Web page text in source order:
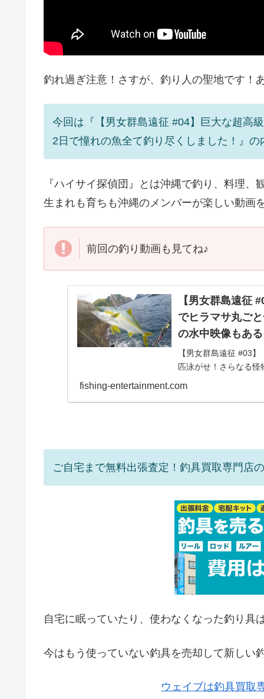
釣れ過ぎ注意！さすが、釣り人の聖地です！
今回は『【男女群島遠征 #04】巨大な超高
2日で憧れの魚全て釣り尽くしました！』の
『ハイサイ探偵団』とは沖縄で釣り、料理、
生まれも育ちも沖縄のメンバーが楽しい動画
前回の釣り動画も見てね♪
【男女群島遠征
でヒラマサ丸ご
の水中映像もあ
【男女群島遠征 #03
匹泳がせ！さらなる
団】陸から回遊魚や
fishing-entertainment.com
ご自宅まで無料出張査定！釣具買取専門店
自宅に眠っていたり、使わなくなった釣り具
今はもう使っていない釣具を売却して新しい
ウェイブは釣具買取